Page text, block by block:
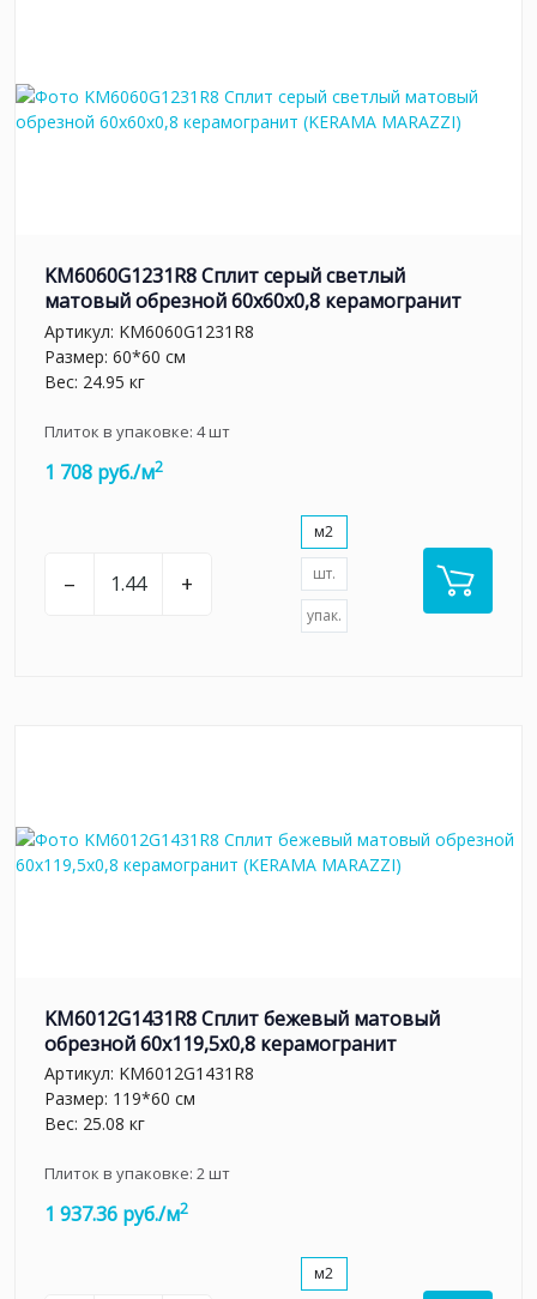
KM6060G1231R8 Сплит серый светлый
матовый обрезной 60x60x0,8 керамогранит
Артикул: KM6060G1231R8
Размер: 60*60 см
Вес: 24.95 кг
Плиток в упаковке: 4шт
1 708 руб./м2
– +
м2
шт.
упак.
KM6012G1431R8 Сплит бежевый матовый
обрезной 60x119,5x0,8 керамогранит
Артикул: KM6012G1431R8
Размер: 119*60 см
Вес: 25.08 кг
Плиток в упаковке: 2шт
1 937.36 руб./м2
м2